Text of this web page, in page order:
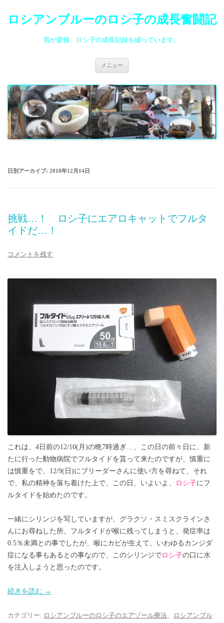
ロシアンブルーのロシ子の成長奮闘記
我が愛猫、ロシ子の成長記録を綴っています。
メニュー
ツ
へ
ス
キ
ッ
プ
日別アーカイブ: 2018年12月14日
挑戦…！ ロシ子にエアロキャットでフルタ
イドだ…！
コメントを残す
これは、4日前の12/10(月)の晩7時過ぎ…、この日の前々日に、新
たに行った動物病院でフルタイドを貰って来たのですが、慎重に
は慎重をで、12/9(日)にブリーダーさんに使い方を尋ねて、それ
で、私の精神を落ち着けた上で、この日、いよいよ、
ロシ子にフ
ルタイドを始めたのです。
一緒にシリンジを写していますが、グラクソ・スミスクラインさ
んにお尋ねした所、フルタイドが喉に残ってしまうと、発症率は
0.5％未満との事でしたが、喉にカビが生えて、いわゆるカンジダ
症になる事もあるとの事なので、このシリンジでロシ子の口に水
を注入しようと思ったのです。
続きを読む →
カテゴリー: ロシアンブルーのロシ子のエアゾール療法、
ロシアンブル